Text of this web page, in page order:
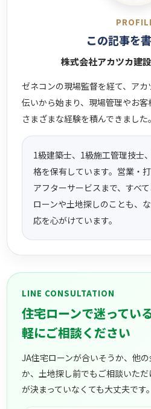
この記事を
株式会社アカツカ建
ゼネコンの現場監督を経て、ア
伝いから始まり、現場管理やお客
さまざまな経験を積んできました。
1級建築士、1級施工管理技士
格を保有しています。営業・
アフターサービスまで、すべ
ローンや土地探しのことも、
応を心がけています。
LINE CONSULTATION
住宅ローンで迷ってい
軽にご相談ください
JA住宅ローンが合いそうか、他
か、土地探し前でもご相談いた
が決まっていなくても大丈夫です。